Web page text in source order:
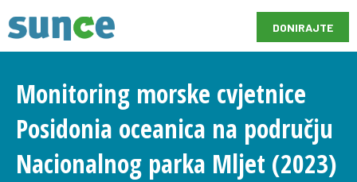
DONIRAJTE
Monitoring morske cvjetnice
Posidonia oceanica na području
Nacionalnog parka Mljet (2023)